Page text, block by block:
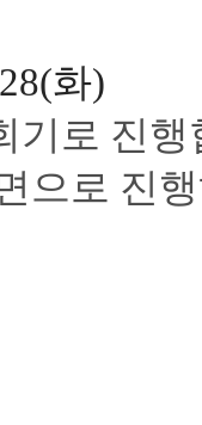
화)
기로 진행
으로 진